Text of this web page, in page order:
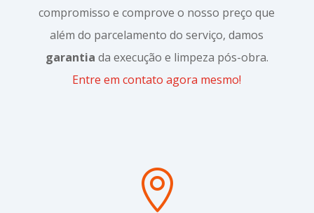
compromisso e comprove o nosso preço que
além do parcelamento do serviço, damos
garantia da execução e limpeza pós-obra.
Entre em contato agora mesmo!
